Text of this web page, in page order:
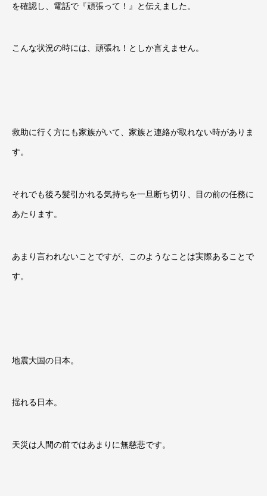
を確認し、電話で『頑張って！』と伝えました。
こんな状況の時には、頑張れ！としか言えません。
救助に行く方にも家族がいて、家族と連絡が取れない時がありま
す。
それでも後ろ髪引かれる気持ちを一旦断ち切り、目の前の任務に
あたります。
あまり言われないことですが、このようなことは実際あることで
す。
地震大国の日本。
揺れる日本。
天災は人間の前ではあまりに無慈悲です。